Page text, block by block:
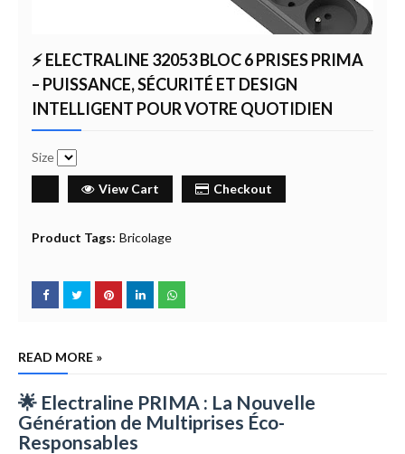
⚡ ELECTRALINE 32053 BLOC 6 PRISES PRIMA
– PUISSANCE, SÉCURITÉ ET DESIGN
INTELLIGENT POUR VOTRE QUOTIDIEN
Size
View Cart Checkout
Product Tags: Bricolage
READ MORE »
🌟 Electraline PRIMA : La Nouvelle
Génération de Multiprises Éco-
Responsables